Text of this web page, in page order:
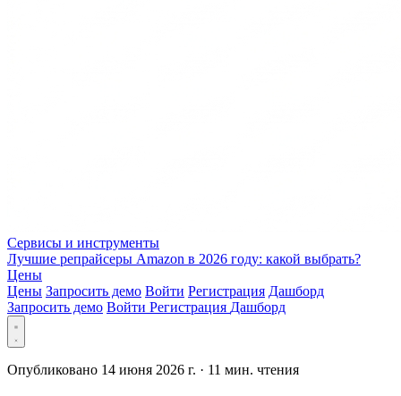
Сервисы и инструменты
Лучшие репрайсеры Amazon в 2026 году: какой выбрать?
Цены
Цены Запросить демо Войти Регистрация Дашборд
Запросить демо Войти Регистрация Дашборд
Опубликовано 14 июня 2026 г. · 11 мин. чтения